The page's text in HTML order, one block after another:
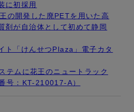
に初採用
の開発した廃PETを用いた高
剤が自治体として初めて静岡
ト「けんせつPlaza」電子カタ
テムに花王のニュートラック
号：KT-210017-A）